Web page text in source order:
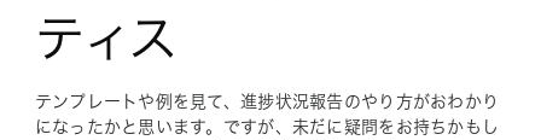
ティス
テンプレートや例を見て、進捗状況報告のやり方がおわかり
になったかと思います。ですが、未だに疑問をお持ちかもし